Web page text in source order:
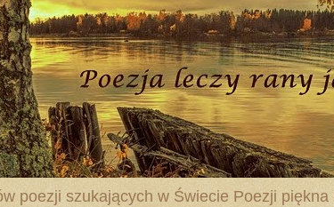
poezji szukających w Świecie Poezji